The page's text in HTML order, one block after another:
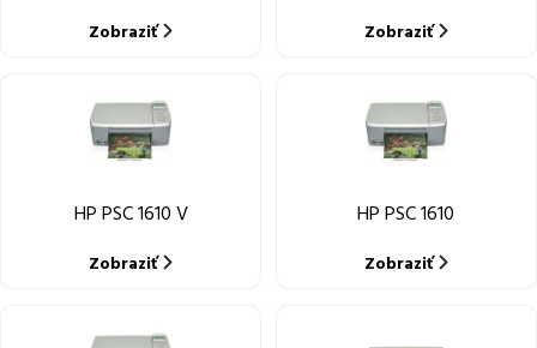
Zobraziť Zobraziť
HP PSC 1610 V
Zobraziť
HP PSC 1610
Zobraziť